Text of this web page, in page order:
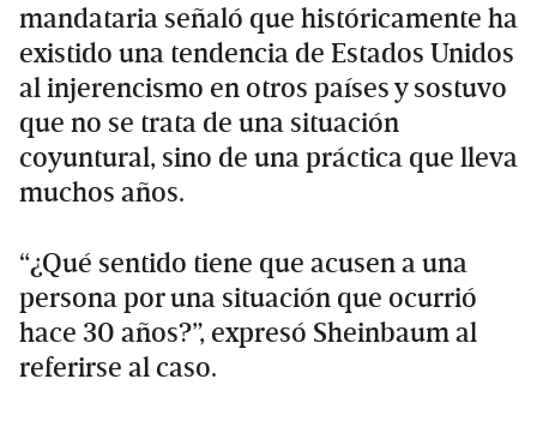
mandataria señaló que históricamente ha
existido una tendencia de Estados Unidos
al injerencismo en otros países y sostuvo
que no se trata de una situación
coyuntural, sino de una práctica que lleva
muchos años.
“¿Qué sentido tiene que acusen a una
persona por una situación que ocurrió
hace 30 años?”, expresó Sheinbaum al
referirse al caso.